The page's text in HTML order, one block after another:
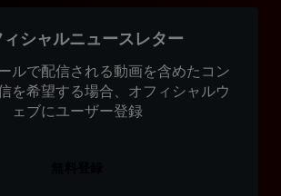
ィシャルニュースレター
ルで配信される動画を含めたコン
を希望する場合、オフィシャルウ
ェブにユーザー登録